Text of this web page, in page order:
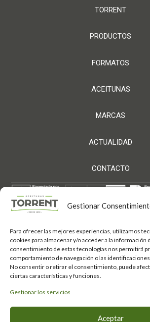
Gestionar
Para ofrecer las mejores experiencias, utilizamos
cookies para almacenar y/o acceder a la información
consentimiento de estas tecnologías nos permitirá
comportamiento de navegación o las
No consentir o retirar el consentimiento, puede
ciertas características y funciones.
Gestionar los servicios
Aceptar
TORRENT
PRODUCTOS
FORMATOS
ACEITUNAS
MARCAS
ACTUALIDAD
CONTACTO
Aceitunas Torrent S.L. ha sido beneficiaria
Europeos, cuyo objetivo es el refuerzo del
sostenible y la competitividad de las
gracias al cual ha puesto en marcha
Acción con el objetivo de mejorar su
mediante la transformación digital, la
online y el comercio electrónico en
contado con el apoyo del Programa